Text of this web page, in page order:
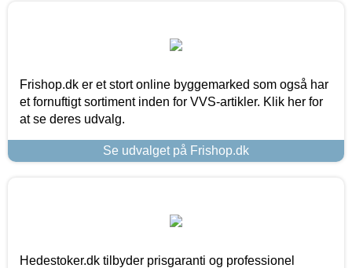
Frishop.dk er et stort online byggemarked som også har
et fornuftigt sortiment inden for VVS-artikler. Klik her for
at se deres udvalg.
Se udvalget på Frishop.dk
Hedestoker.dk tilbyder prisgaranti og professionel